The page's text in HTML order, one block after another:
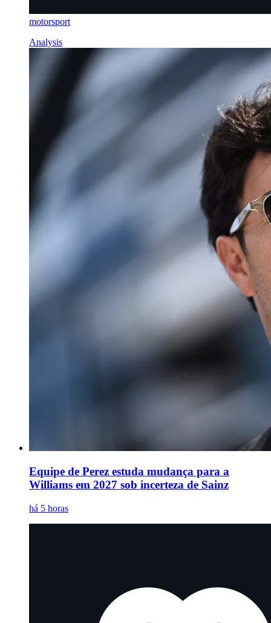
motorsport
Analysis
Equipe de Perez estuda mudança para a
Williams em 2027 sob incerteza de Sainz
há 5 horas